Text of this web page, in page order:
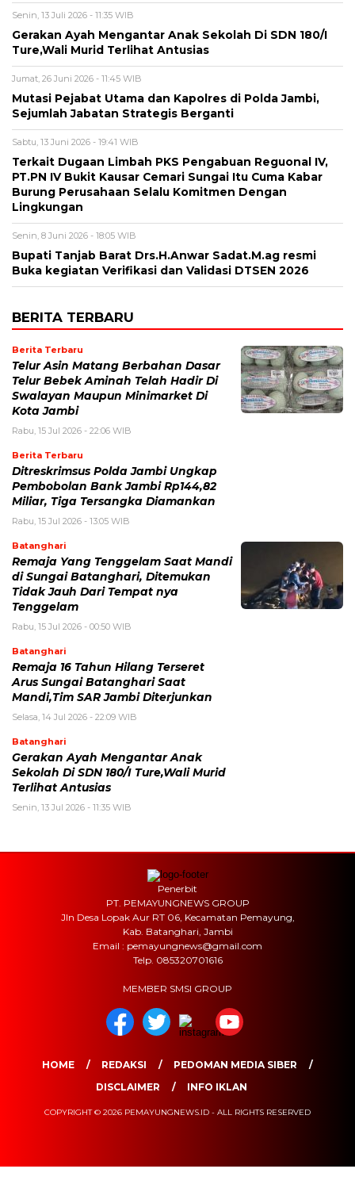
Senin, 13 Juli 2026 - 11:35 WIB
Gerakan Ayah Mengantar Anak Sekolah Di SDN 180/I
Ture,Wali Murid Terlihat Antusias
Jumat, 26 Juni 2026 - 11:45 WIB
Mutasi Pejabat Utama dan Kapolres di Polda Jambi,
Sejumlah Jabatan Strategis Berganti
Sabtu, 13 Juni 2026 - 19:41 WIB
Terkait Dugaan Limbah PKS Pengabuan Reguonal IV,
PT.PN IV Bukit Kausar Cemari Sungai Itu Cuma Kabar
Burung Perusahaan Selalu Komitmen Dengan
Lingkungan
Senin, 8 Juni 2026 - 18:05 WIB
Bupati Tanjab Barat Drs.H.Anwar Sadat.M.ag resmi
Buka kegiatan Verifikasi dan Validasi DTSEN 2026
BERITA TERBARU
Berita Terbaru
Telur Asin Matang Berbahan Dasar
Telur Bebek Aminah Telah Hadir Di
Swalayan Maupun Minimarket Di
Kota Jambi
Rabu, 15 Jul 2026 - 22:06 WIB
Berita Terbaru
Ditreskrimsus Polda Jambi Ungkap
Pembobolan Bank Jambi Rp144,82
Miliar, Tiga Tersangka Diamankan
Rabu, 15 Jul 2026 - 13:05 WIB
Batanghari
Remaja Yang Tenggelam Saat Mandi
di Sungai Batanghari, Ditemukan
Tidak Jauh Dari Tempat nya
Tenggelam
Rabu, 15 Jul 2026 - 00:50 WIB
Batanghari
Remaja 16 Tahun Hilang Terseret
Arus Sungai Batanghari Saat
Mandi,Tim SAR Jambi Diterjunkan
Selasa, 14 Jul 2026 - 22:09 WIB
Batanghari
Gerakan Ayah Mengantar Anak
Sekolah Di SDN 180/I Ture,Wali Murid
Terlihat Antusias
Senin, 13 Jul 2026 - 11:35 WIB
Penerbit
PT. PEMAYUNGNEWS GROUP
Jln Desa Lopak Aur RT 06, Kecamatan Pemayung,
Kab. Batanghari, Jambi
Email : pemayungnews@gmail.com
Telp. 085320701616
MEMBER SMSI GROUP
HOME REDAKSI
PEDOMAN MEDIA SIBER
DISCLAIMER
INFO IKLAN
COPYRIGHT © 2026 PEMAYUNGNEWS.ID - ALL RIGHTS RESERVED